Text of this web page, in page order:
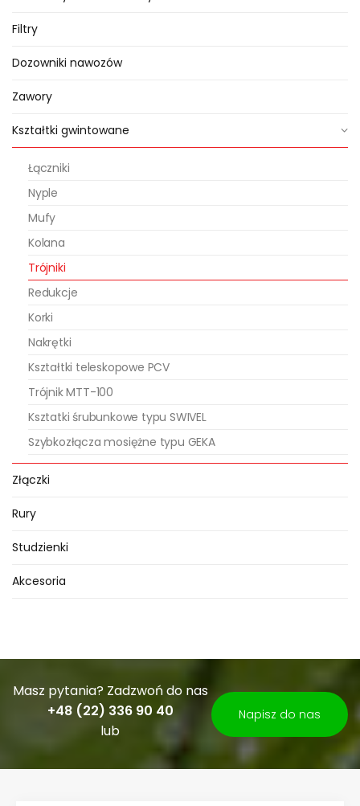
Filtry
Dozowniki nawozów
Zawory
Kształtki gwintowane
Łączniki
Nyple
Mufy
Kolana
Trójniki
Redukcje
Korki
Nakrętki
Kształtki teleskopowe PCV
Trójnik MTT-100
Ksztatki śrubunkowe typu SWIVEL
Szybkozłącza mosiężne typu GEKA
Złączki
Rury
Studzienki
Akcesoria
Masz pytania? Zadzwoń do nas
+48 (22) 336 90 40
lub
Napisz do nas